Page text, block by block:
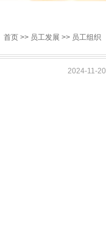
首页 >> 员工发展 >> 员工组织
2024-11-20